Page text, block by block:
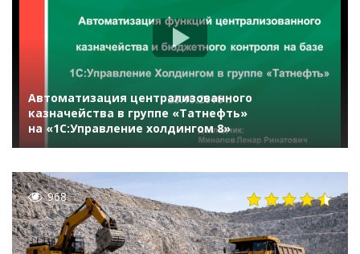
Автоматизация централизованного
казначейства в группе «Татнефть»
на «1С:Управление холдингом 8»
968